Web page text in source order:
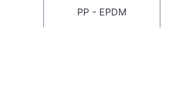
PP - EPDM